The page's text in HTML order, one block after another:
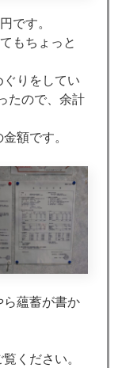
です。
もちょっと
りをしてい
たので、余計
額です。
ら蘊蓄が書か
ください。